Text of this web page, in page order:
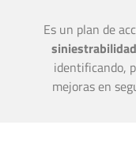
Es un plan de
siniestrabilidad
identificando,
mejoras en